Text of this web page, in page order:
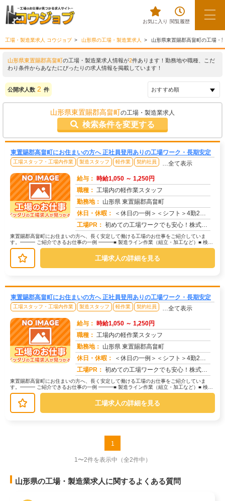
お気に入り 閲覧履歴
工場・製造業求人 コウジョブ 山形県の工場・製造業求人 山形県東置賜郡高畠町の工場・
山形県東置賜郡高畠町の工場・製造業求人情報が2件あります！勤務地や職種、こだ
わり条件からあなたにぴったりの求人情報を掲載しています！
公開求人数 2 件
山形県東置賜郡高畠町の工場・製造業求人
検索条件を変更する
東置賜郡高畠町にお住まいの方へ 正社員登用ありの工場ワーク・長期安定
工場スタッフ・工場内作業 製造スタッフ 軽作業 契約社員 …全て表示
給与： 時給1,050 ～ 1,250円
職種： 工場内の軽作業スタッフ
勤務地： 山形県 東置賜郡高畠町
休日・休暇：
＜休日の一例＞＜シフト＞4勤2休＜休日＞工場カレンダーによる★長期休暇あり★有給休暇あり※配属先により休日・勤務形...
工場PR： 初めての工場ワークでも安心！株式会社京栄センターなら、全国各地の豊富なお仕事の中から、あなたにぴったりの環境が見つ...
東置賜郡高畠町にお住まいの方へ、長く安定して働ける工場のお仕事をご紹介していま
す。━━━ ご紹介できるお仕事の一例 ━━━■ 製造ライン作業（組立・加工など）■ 検
査・検品（目視チェックなど）■...
工場求人の詳細を見る
東置賜郡高畠町にお住まいの方へ 正社員登用ありの工場ワーク・長期安定
工場スタッフ・工場内作業 製造スタッフ 軽作業 契約社員 …全て表示
給与： 時給1,050 ～ 1,250円
職種： 工場内の軽作業スタッフ
勤務地： 山形県 東置賜郡高畠町
休日・休暇：
＜休日の一例＞＜シフト＞4勤2休＜休日＞工場カレンダーによる★長期休暇あり★有給休暇あり※配属先により休日・勤務形...
工場PR： 初めての工場ワークでも安心！株式会社京栄センターなら、全国各地の豊富なお仕事の中から、あなたにぴったりの環境が見つ...
東置賜郡高畠町にお住まいの方へ、長く安定して働ける工場のお仕事をご紹介していま
す。━━━ ご紹介できるお仕事の一例 ━━━■ 製造ライン作業（組立・加工など）■ 検
査・検品（目視チェックなど）■...
工場求人の詳細を見る
1
1〜2件を表示中 （全2件中）
山形県の工場・製造業求人に関するよくある質問